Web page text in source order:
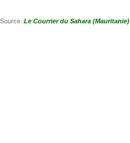
Source :Le Courrier du Sahara (Mauritanie)